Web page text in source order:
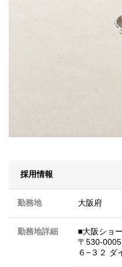
採用情報
勤務地 大阪府
勤務地詳細
■大阪ショ
〒530-
６−３２ ダ